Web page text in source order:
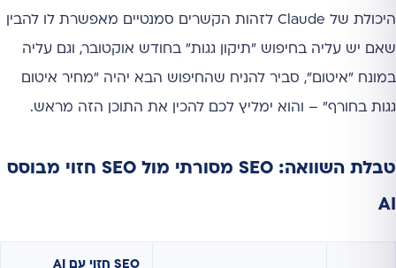
היכולת של Claude לזהות הקשרים סמנטיים מאפשרת לו להבין
שאם יש עליה בחיפוש "תיקון גגות" בחודש אוקטובר, וגם עליה
במונח "איטום", סביר להניח שהחיפוש הבא יהיה "מחיר איטום
גגות בחורף" – והוא ימליץ לכם להכין את התוכן הזה מראש.
טבלת השוואה: SEO מסורתי מול SEO חזוי מבוסס
AI
SEO חזוי עם AI